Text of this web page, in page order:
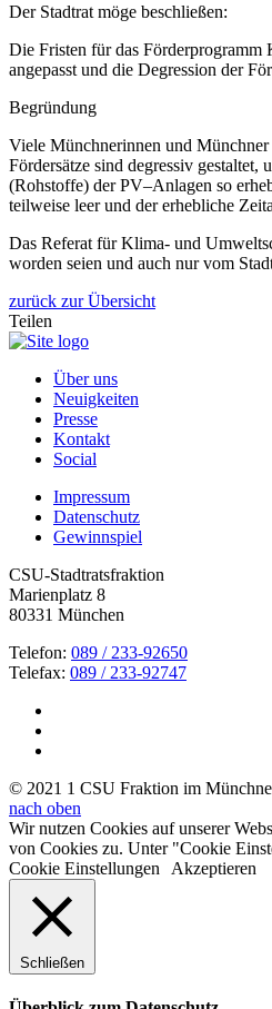
Der Stadtrat möge beschließen:
Die Fristen für das
angepasst und die Degression der
Begründung
Viele Münchnerinnen und
Fördersätze sind degressiv
(Rohstoffe) der PV–Anlagen so
teilweise leer und der erhebliche
Das Referat für Klima- und
worden seien und auch nur vom
zurück zur Übersicht
Teilen
Über uns
Neuigkeiten
Presse
Kontakt
Social
Impressum
Datenschutz
Gewinnspiel
CSU-Stadtratsfraktion
Marienplatz 8
80331 München
Telefon: 089 / 233-92650
Telefax: 089 / 233-92747
© 2021 1 CSU Fraktion im
nach oben
Wir nutzen Cookies auf unserer
von Cookies zu. Unter "Cookie
Cookie Einstellungen
Akzeptieren
Schließen